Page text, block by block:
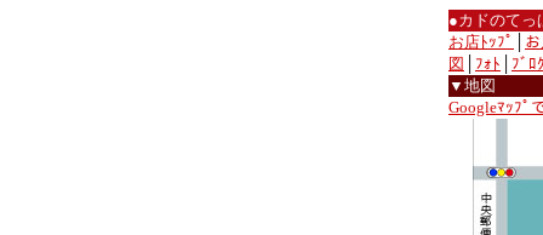
●カドのて
お店ﾄｯﾌﾟ
図
ﾌｫﾄ
ﾌﾞﾛ
▼地図
Googleﾏｯﾌﾟ